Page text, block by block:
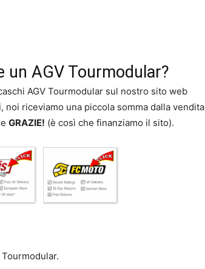
AGV Tourmodular?
AGV Tourmodular sul nostro sito web
noi riceviamo una piccola somma dalla vendita
GRAZIE! (è così che finanziamo il sito).